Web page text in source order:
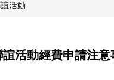
活動
活動經費申請注